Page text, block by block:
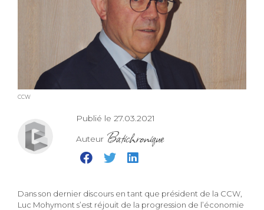
CCW
Publié le 27.03.2021
Auteur Batichronique
Dans son dernier discours en tant que président de la CCW,
Luc Mohymont s’est réjouit de la progression de l’économie